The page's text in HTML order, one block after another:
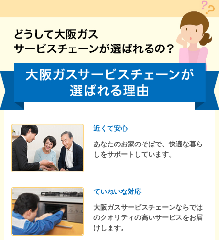
近くて安心
あなたのお家のそばで、快適な暮ら
しをサポートしています。
ていねいな対応
大阪ガスサービスチェーンならでは
のクオリティの高いサービスをお届
けします。